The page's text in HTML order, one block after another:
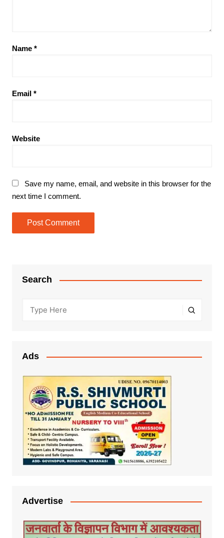
Name *
Email *
Website
Save my name, email, and website in this browser for the
next time I comment.
Search
Ads
Advertise